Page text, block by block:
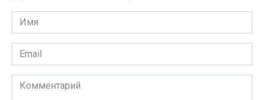
Имя
*
Email
*
Комментарий